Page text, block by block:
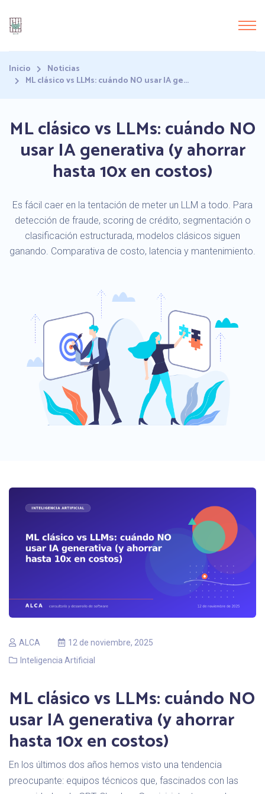
Inicio
Noticias
ML clásico vs LLMs: cuándo NO usar IA ge...
ML clásico vs LLMs: cuándo NO
usar IA generativa (y ahorrar
hasta 10x en costos)
Es fácil caer en la tentación de meter un LLM a todo. Para
detección de fraude, scoring de crédito, segmentación o
clasificación estructurada, modelos clásicos siguen
ganando. Comparativa de costo, latencia y mantenimiento.
ALCA
12 de noviembre, 2025
Inteligencia Artificial
ML clásico vs LLMs: cuándo NO
usar IA generativa (y ahorrar
hasta 10x en costos)
En los últimos dos años hemos visto una tendencia
preocupante: equipos técnicos que, fascinados con las